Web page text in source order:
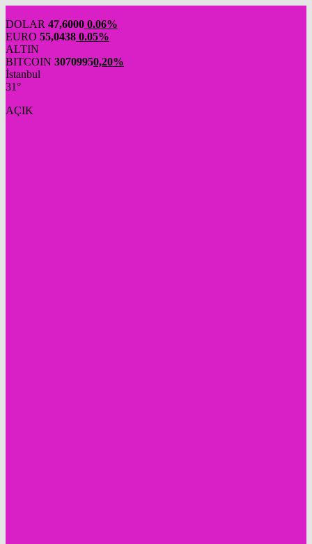
DOLAR 47,6000 0.06%
EURO 55,0438 0.05%
ALTIN
BITCOIN 30709950,20%
İstanbul
31°
AÇIK